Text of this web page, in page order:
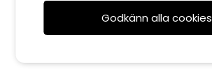
York vikbar karmstol - vitGodkänn alla cookies